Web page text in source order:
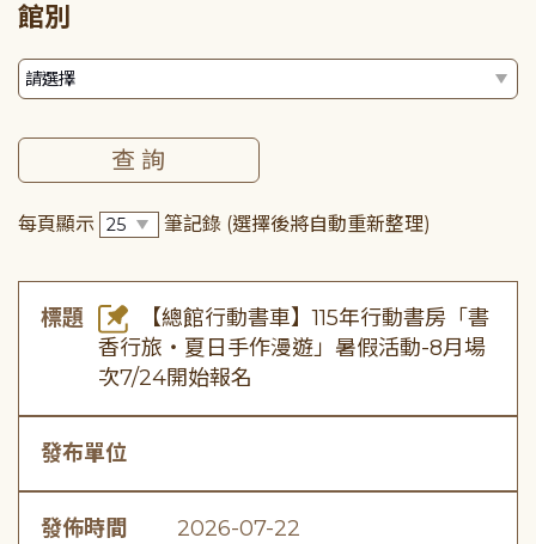
館別
每頁顯示 筆記錄 (選擇後將自動重新整理)
標題
【總館行動書車】115年行動書房「書
香行旅・夏日手作漫遊」暑假活動-8月場
次7/24開始報名
發布單位
發佈時間 2026-07-22